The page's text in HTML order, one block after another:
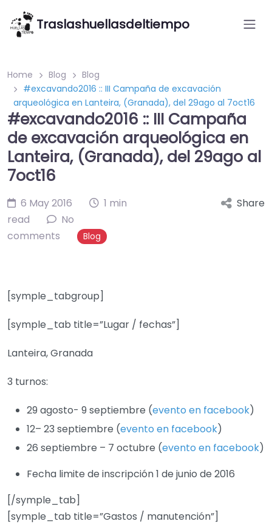
Traslashuellasdeltiempo
Home Blog
Blog
#excavando2016 :: III Campaña de excavación
arqueológica en Lanteira, (Granada), del 29ago al 7oct16
#excavando2016 :: III Campaña
de excavación arqueológica en
Lanteira, (Granada), del 29ago al
7oct16
6 May 2016
1 min
read
No
comments
Blog
Share
[symple_tabgroup]
[symple_tab title=”Lugar / fechas”]
Lanteira, ‪Granada
3 turnos:
29 agosto- 9 septiembre (evento en facebook)
12– 23 septiembre (evento en facebook)
26 septiembre – 7 octubre (evento en facebook)
Fecha limite de inscripción 1 de junio de 2016
[/symple_tab]
[symple_tab title=”Gastos / manutención”]